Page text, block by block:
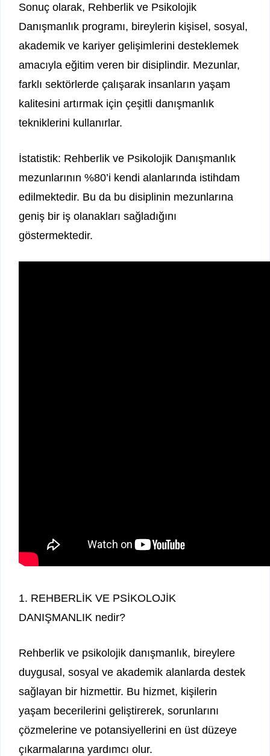
Sonuç olarak, Rehberlik ve Psikolojik
Danışmanlık programı, bireylerin kişisel, sosyal,
akademik ve kariyer gelişimlerini desteklemek
amacıyla eğitim veren bir disiplindir. Mezunlar,
farklı sektörlerde çalışarak insanların yaşam
kalitesini artırmak için çeşitli danışmanlık
tekniklerini kullanırlar.
İstatistik: Rehberlik ve Psikolojik Danışmanlık
mezunlarının %80’i kendi alanlarında istihdam
edilmektedir. Bu da bu disiplinin mezunlarına
geniş bir iş olanakları sağladığını
göstermektedir.
1. REHBERLİK VE PSİKOLOJİK
DANIŞMANLIK nedir?
Rehberlik ve psikolojik danışmanlık, bireylere
duygusal, sosyal ve akademik alanlarda destek
sağlayan bir hizmettir. Bu hizmet, kişilerin
yaşam becerilerini geliştirerek, sorunlarını
çözmelerine ve potansiyellerini en üst düzeye
çıkarmalarına yardımcı olur.